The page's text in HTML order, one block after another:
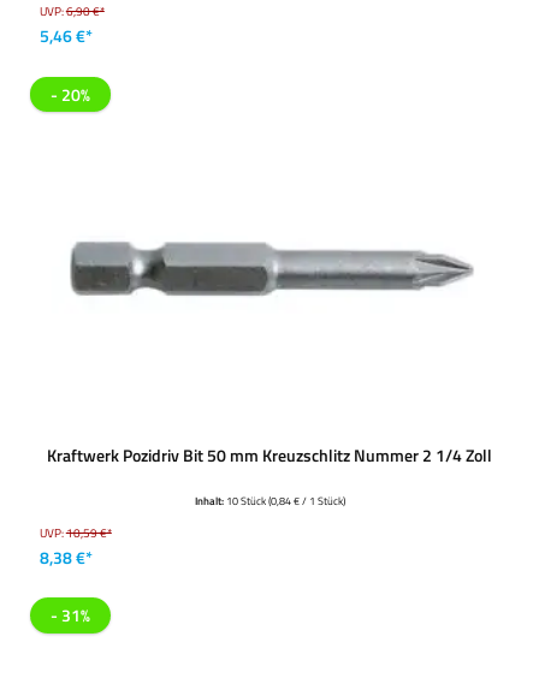
UVP:6,90 €*
5,46 €*
- 20%
Kraftwerk Pozidriv Bit 50 mm Kreuzschlitz Nummer 2 1/4 Zoll
Inhalt: 10 Stück(0,84 € / 1 Stück)
UVP:10,59 €*
8,38 €*
- 31%